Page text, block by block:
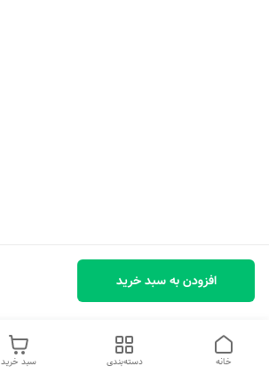
افزودن به سبد خرید
سبد خرید دسته‌بندی خانه